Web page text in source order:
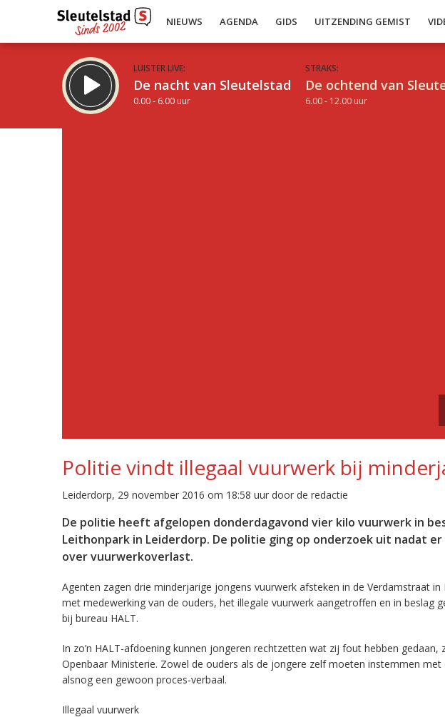
NIEUWS AGENDA GIDS UITZENDING GEMIST
LUISTER LIVE:
De nacht van Sleutelstad
0.00 - 6.00 uur
STRAKS:
De ochtend van
6.00 - 12.00 uur
Politie vindt illegaal vuurwerk bij
Leiderdorp, 29 november 2016 om 18:58 uur door de redactie
De politie heeft afgelopen donderdagavond vier kilo vuurwerk in
Leithonpark in Leiderdorp. De politie ging op onderzoek uit nadat
over vuurwerkoverlast.
Agenten zagen drie minderjarige jongens vuurwerk afsteken in de Verdamstraat
met medewerking van de ouders, het illegale vuurwerk aangetroffen en in beslag
bij bureau HALT.
In zo’n HALT-afdoening kunnen jongeren rechtzetten wat zij fout hebben
Openbaar Ministerie. Zowel de ouders als de jongere zelf moeten instemmen
alsnog een gewoon proces-verbaal.
Illegaal vuurwerk